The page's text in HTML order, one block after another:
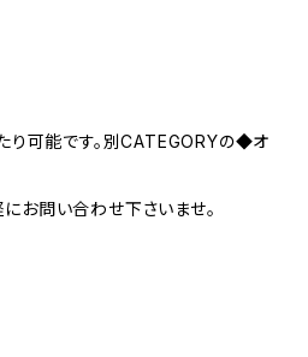
り可能です。別CATEGORYの◆オ
お問い合わせ下さいませ。